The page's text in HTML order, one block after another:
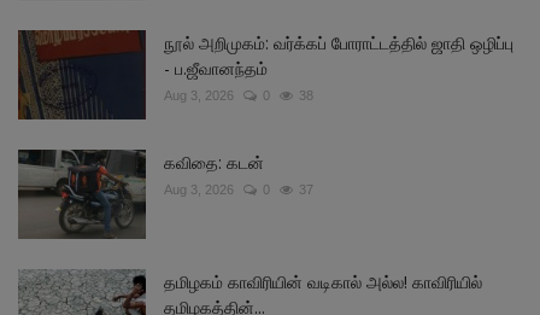
நூல் அறிமுகம்: வர்க்கப் போராட்டத்தில் ஜாதி ஒழிப்பு
- ப.ஜீவானந்தம்
Aug 3, 2026 0 38
கவிதை: கடன்
Aug 3, 2026 0 37
தமிழகம் காவிரியின் வடிகால் அல்ல! காவிரியில்
தமிழகத்தின்...